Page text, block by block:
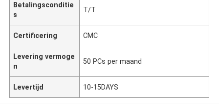
Betalingsconditie
s
T/T
Certificering CMC
Levering vermoge
n
50 PCs per maand
Levertijd 10-15DAYS